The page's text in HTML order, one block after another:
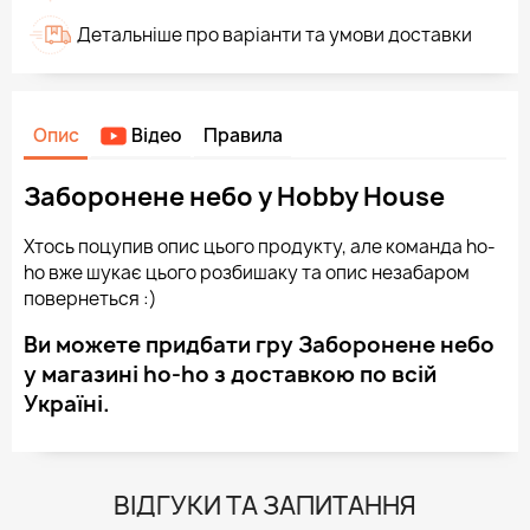
Детальніше про варіанти та умови доставки
Опис Відео Правила
Заборонене небо у Hobby House
Хтось поцупив опис цього продукту, але команда ho-
ho вже шукає цього розбишаку та опис незабаром
повернеться :)
Ви можете придбати гру Заборонене небо
у магазині ho-ho з доставкою по всій
Україні.
ВІДГУКИ ТА ЗАПИТАННЯ